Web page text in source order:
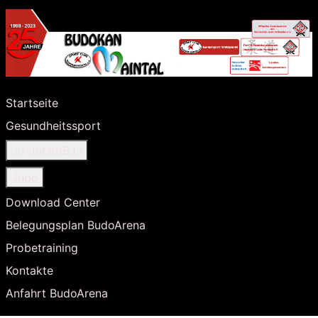
Startseite
Gesundheitssport
Download Center
Belegungsplan BudoArena
Probetraining
Kontakte
Anfahrt BudoArena